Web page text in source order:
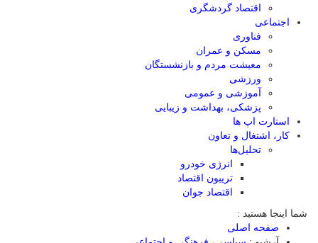
اقتصاد گردشگری
اجتماعی
فناوری
مسکن و عمران
معیشت مردم و بازنشستگان
ورزشی
آموزشی و عمومی
پزشکی، بهداشت و زیبایی
استارت اپ ها
کار، اشتغال و تعاون
تحلیل‌ها
انرژی خودرو
تریبون اقتصاد
اقتصاد جوان
شما اینجا هستید :
صفحه اصلی